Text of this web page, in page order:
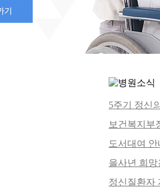
5주기 정신
보건복지부
도서대여 안
을사년 희
정신질환자